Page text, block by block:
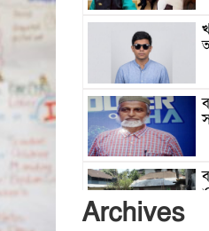
Archives